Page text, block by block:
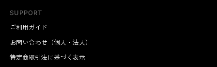
SUPPORT
ご利用ガイド
お問い合わせ（個人・法人）
特定商取引法に基づく表示